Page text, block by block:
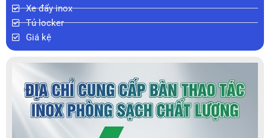
Xe đẩy inox
Tủ locker
Giá kệ